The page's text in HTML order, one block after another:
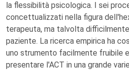
la flessibilità psicologica. I sei
concettualizzati nella figura
terapeuta, ma talvolta
paziente. La ricerca empirica ha
uno strumento facilmente fruibile
presentare l'ACT in una grande